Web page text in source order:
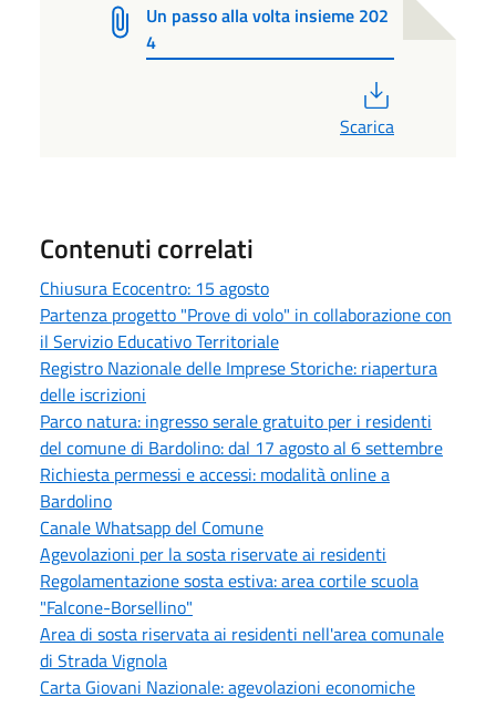
Un passo alla volta insieme 202
4
Scarica
Contenuti correlati
Chiusura Ecocentro: 15 agosto
Partenza progetto "Prove di volo" in collaborazione con
il Servizio Educativo Territoriale
Registro Nazionale delle Imprese Storiche: riapertura
delle iscrizioni
Parco natura: ingresso serale gratuito per i residenti
del comune di Bardolino: dal 17 agosto al 6 settembre
Richiesta permessi e accessi: modalità online a
Bardolino
Canale Whatsapp del Comune
Agevolazioni per la sosta riservate ai residenti
Regolamentazione sosta estiva: area cortile scuola
"Falcone-Borsellino"
Area di sosta riservata ai residenti nell'area comunale
di Strada Vignola
Carta Giovani Nazionale: agevolazioni economiche